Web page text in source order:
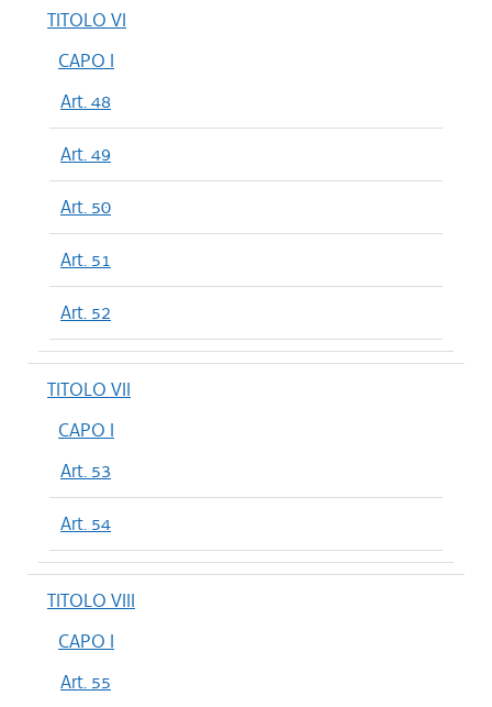
TITOLO VI
CAPO I
Art. 48
Art. 49
Art. 50
Art. 51
Art. 52
TITOLO VII
CAPO I
Art. 53
Art. 54
TITOLO VIII
CAPO I
Art. 55